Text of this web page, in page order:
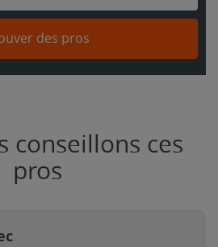
des pros
conseillons ces
pros